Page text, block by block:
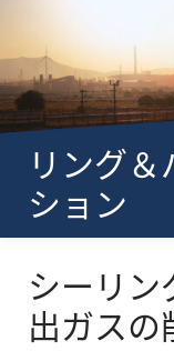
リング
ション
シーリ
出ガス